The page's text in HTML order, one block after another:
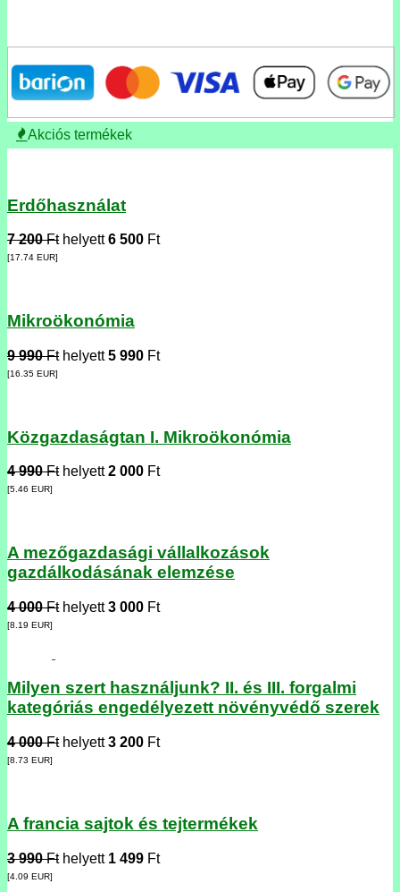
Akciós termékek
Erdőhasználat
7 200 Fthelyett6 500 Ft
[17.74 EUR]
Mikroökonómia
9 990 Fthelyett5 990 Ft
[16.35 EUR]
Közgazdaságtan I. Mikroökonómia
4 990 Fthelyett2 000 Ft
[5.46 EUR]
A mezőgazdasági vállalkozások
gazdálkodásának elemzése
4 000 Fthelyett3 000 Ft
[8.19 EUR]
Milyen szert használjunk? II. és III. forgalmi
kategóriás engedélyezett növényvédő szerek
4 000 Fthelyett3 200 Ft
[8.73 EUR]
A francia sajtok és tejtermékek
3 990 Fthelyett 1 499 Ft
[4.09 EUR]